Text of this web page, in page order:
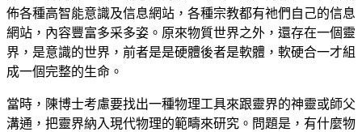
佈各種高智能意識及信息網站，各種宗教都有祂們自己的信息
網站，內容豐富多采多姿。原來物質世界之外，還存在一個靈
界，是意識的世界，前者是是硬體後者是軟體，軟硬合一才組
成一個完整的生命。
當時，陳博士考慮要找出一種物理工具來跟靈界的神靈或師父
溝通，把靈界納入現代物理的範疇來研究。問題是，有什麼物